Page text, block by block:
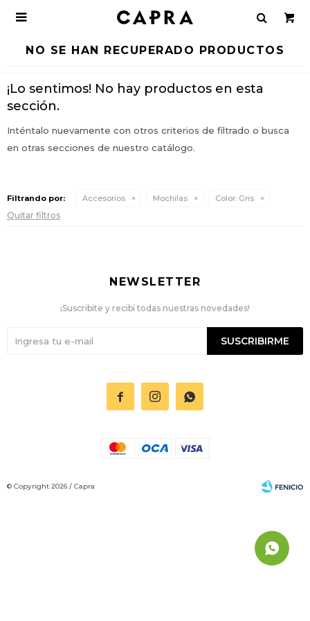

NO SE HAN RECUPERADO PRODUCTOS
¡Lo sentimos! No hay productos en esta
sección.
Inténtalo nuevamente con otros criterios de filtrado o busca
en otras secciones de nuestro catálogo.
Filtrando por: Accesorios Mochilas Color: Gris
Quitar filtros
  
NEWSLETTER
¡Suscribite y recibí todas nuestras novedades!
SUSCRIBIRME
© Copyright 2026 / Capra